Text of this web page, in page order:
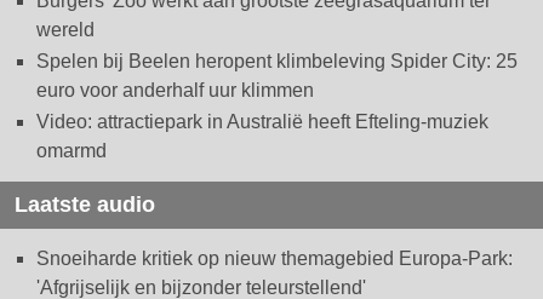
wereld
Spelen bij Beelen heropent klimbeleving Spider City: 25
euro voor anderhalf uur klimmen
Video: attractiepark in Australië heeft Efteling-muziek
omarmd
Laatste audio
Snoeiharde kritiek op nieuw themagebied Europa-Park:
'Afgrijselijk en bijzonder teleurstellend'